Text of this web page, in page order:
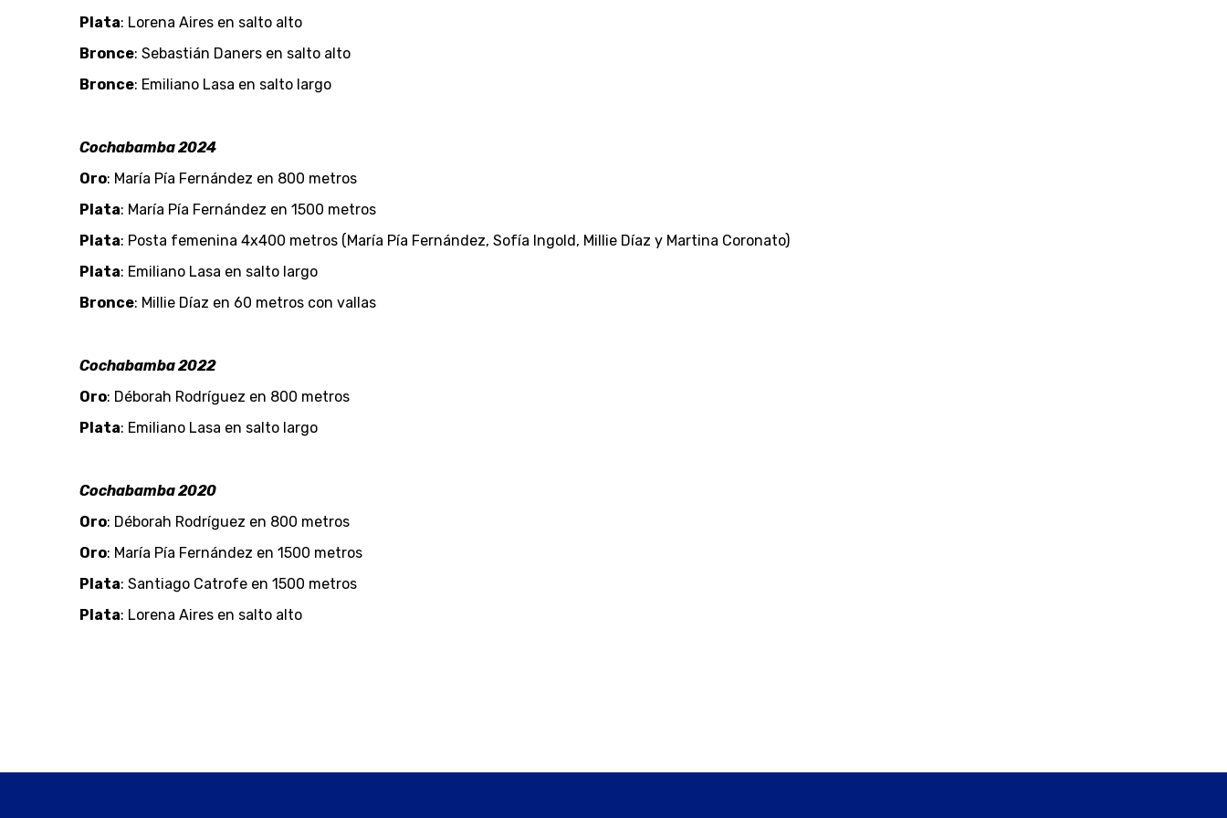
Plata: Lorena Aires en salto alto
Bronce: Sebastián Daners en salto alto
Bronce: Emiliano Lasa en salto largo
Cochabamba 2024
Oro: María Pía Fernández en 800 metros
Plata: María Pía Fernández en 1500 metros
Plata: Posta femenina 4x400 metros (María Pía Fernández, Sofía Ingold, Millie Díaz y Martina Coronato)
Plata: Emiliano Lasa en salto largo
Bronce: Millie Díaz en 60 metros con vallas
Cochabamba 2022
Oro: Déborah Rodríguez en 800 metros
Plata: Emiliano Lasa en salto largo
Cochabamba 2020
Oro: Déborah Rodríguez en 800 metros
Oro: María Pía Fernández en 1500 metros
Plata: Santiago Catrofe en 1500 metros
Plata: Lorena Aires en salto alto